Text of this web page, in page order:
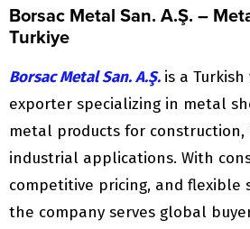
Borsac Metal San. A.Ş. –
Turkiye
Borsac Metal San. A.Ş. is a
exporter specializing in metal
metal products for
industrial applications. With
competitive pricing, and flexible
the company serves global